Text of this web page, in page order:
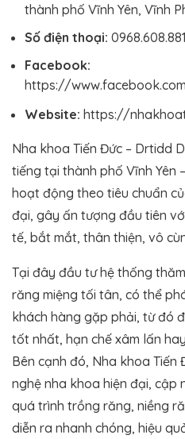
thành phố Vĩnh Yên, Vĩnh
Số điện thoại: 0968.608.881
Facebook:
https://
Website: https://
Nha khoa Tiến Đức – Drtidd
tiếng tại thành phố Vĩnh Yên
hoạt động theo tiêu chuẩn
đại, gây ấn tượng đầu tiên
tế, bắt mắt, thân thiện, vô
Tại đây đầu tư hệ thống
răng miệng tối tân, có thể
khách hàng gặp phải, từ đó
tốt nhất, hạn chế xâm lấn
Bên cạnh đó, Nha khoa Tiến
nghệ nha khoa hiện đại, cập
quá trình trồng răng, niềng
diễn ra nhanh chóng, hiệu